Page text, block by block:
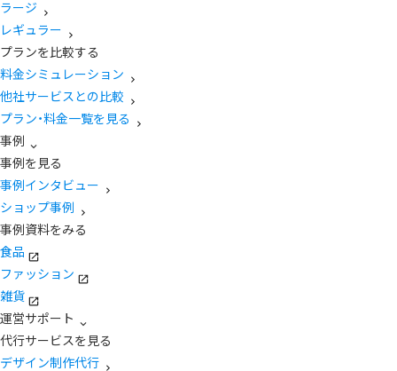
ラージ
レギュラー
プランを比較する
料金シミュレーション
他社サービスとの比較
プラン・料金一覧を見る
事例
事例を見る
事例インタビュー
ショップ事例
事例資料をみる
食品
ファッション
雑貨
運営サポート
代行サービスを見る
デザイン制作代行